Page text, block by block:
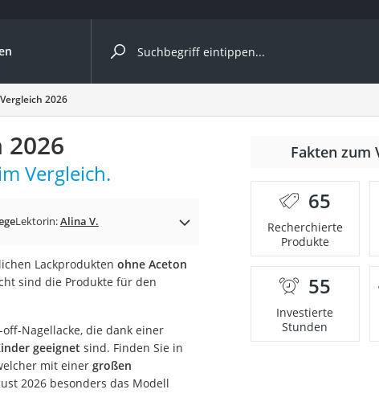
Vergleiche nach Kategorie
2026
2026
Vergleich.
Lektorin:Alina V.
Lackprodukten ohne Aceton
sind die Produkte für den
Nagellacke, die dank einer
geeignet sind. Finden Sie in
mit einer großen
2026 besonders das Modell
Fakten zum
65
Recherchierte
Produkte
55
Investierte
Stunden